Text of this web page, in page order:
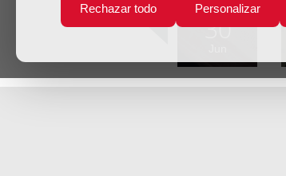
Rechazar todo Personalizar
Lun
30